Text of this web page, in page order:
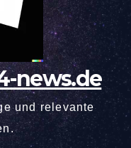
news.de
und relevante